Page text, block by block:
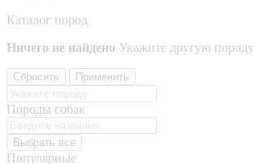
Каталог пород
Ничего не найдено Укажите другую породу
Сбросить Применить
Породы собак
Выбрать все
Популярные